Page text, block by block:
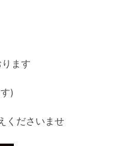
ます
)
くださいませ